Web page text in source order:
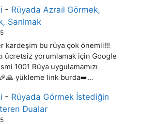
- Rüyada Azrail Görmek,
Sarılmak
kardeşim bu rüya çok önemli!!!
ücretsiz yorumlamak için Google
1001 Rüya uygulamamızı
yükleme link burda➡️…
- Rüyada Görmek İstediğin
Dualar